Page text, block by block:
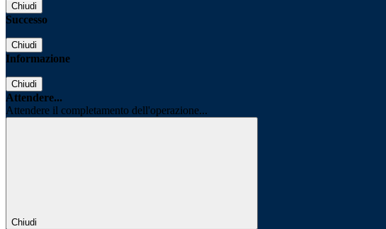
Chiudi
Successo
Chiudi
Informazione
Chiudi
Attendere...
Attendere il completamento dell'operazione...
Chiudi